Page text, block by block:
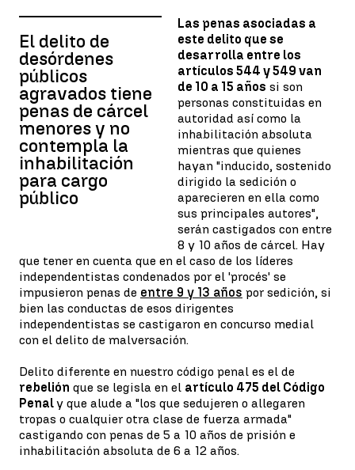
El delito de
desórdenes
públicos
agravados tiene
penas de cárcel
menores y no
contempla la
inhabilitación
para cargo
público
Las penas asociadas a
este delito que se
desarrolla entre los
artículos 544 y 549 van
de 10 a 15 años si son
personas constituidas en
autoridad así como la
inhabilitación absoluta
mientras que quienes
hayan "inducido, sostenido
dirigido la sedición o
aparecieren en ella como
sus principales autores",
serán castigados con entre
8 y 10 años de cárcel. Hay
que tener en cuenta que en el caso de los líderes
independentistas condenados por el 'procés' se
impusieron penas de entre 9 y 13 años por sedición, si
bien las conductas de esos dirigentes
independentistas se castigaron en concurso medial
con el delito de malversación.
Delito diferente en nuestro código penal es el de
rebelión que se legisla en el artículo 475 del Código
Penaly que alude a "los que sedujeren o allegaren
tropas o cualquier otra clase de fuerza armada"
castigando con penas de 5 a 10 años de prisión e
inhabilitación absoluta de 6 a 12 años.